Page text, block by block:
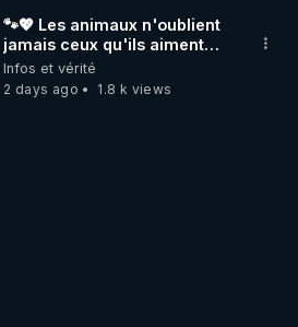
🐾💖 Les animaux n'oublient
jamais ceux qu'ils aiment…
🥹❤️
Infos et vérité
2 days ago
1.8 k views